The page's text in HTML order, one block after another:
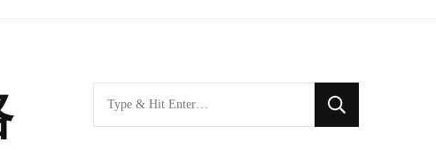
找
什